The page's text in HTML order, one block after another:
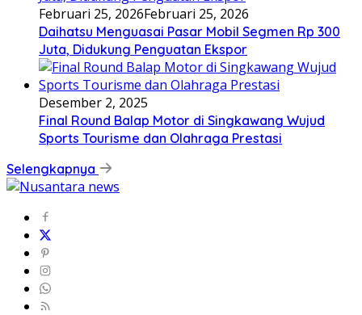
Februari 25, 2026Februari 25, 2026
Daihatsu Menguasai Pasar Mobil Segmen Rp 300
Juta, Didukung Penguatan Ekspor
Desember 2, 2025
Final Round Balap Motor di Singkawang Wujud
Sports Tourisme dan Olahraga Prestasi
Selengkapnya